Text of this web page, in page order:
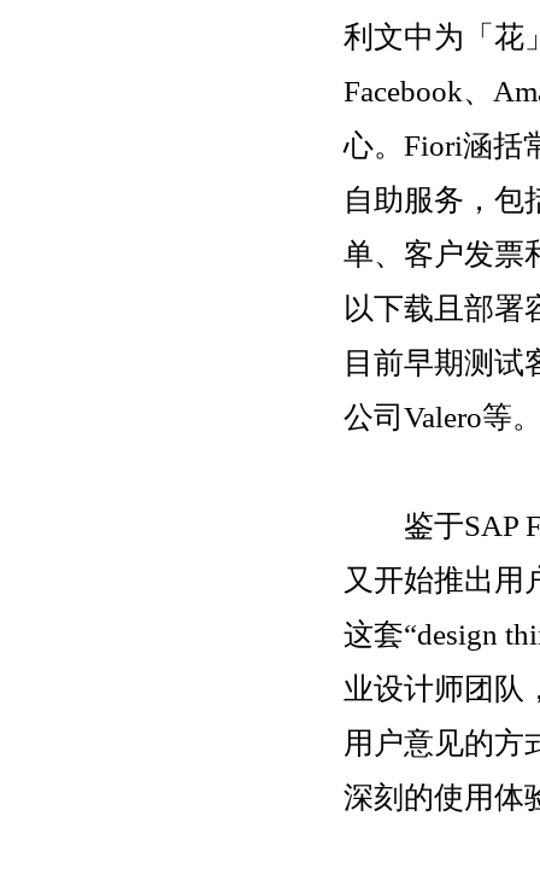
利文中为「花
Facebook、
心。Fiori涵括
自助服务，包
单、客户发票
以下载且部署
目前早期测试
公司Valero等
鉴于SAP
又开始推出用
这套“design
业设计师团队
用户意见的方
深刻的使用体